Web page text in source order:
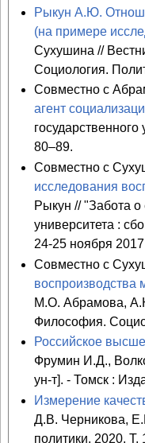
Рыкун А.Ю.
(на примере
Сухушина //
Социология.
Совместно с
агент
80–89.
Совместно с
исследования
Рыкун // "Забота о
университета :
24-25 ноября
Совместно с
воспроизводства
М.О. Абрамова,
Философия.
Российское
Фрумин И.Д.,
ун-т]. - Томск :
Измерение
Д.В. Черникова,
политики. 2020.